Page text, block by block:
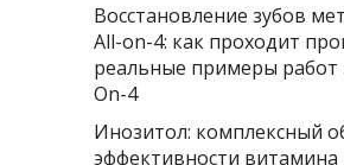
Восстановление зубов
All-on-4: как проходит
реальные примеры работ
On-4
Инозитол: комплексный
эффективности витамина